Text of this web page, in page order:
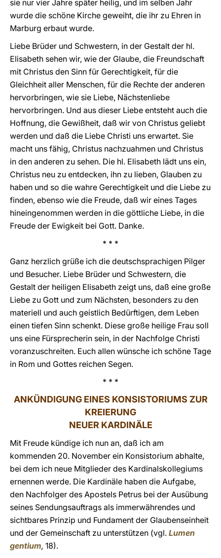
sie nur vier Jahre später heilig, und im selben Jahr
wurde die schöne Kirche geweiht, die ihr zu Ehren in
Marburg erbaut wurde.
Liebe Brüder und Schwestern, in der Gestalt der hl.
Elisabeth sehen wir, wie der Glaube, die Freundschaft
mit Christus den Sinn für Gerechtigkeit, für die
Gleichheit aller Menschen, für die Rechte der anderen
hervorbringen, wie sie Liebe, Nächstenliebe
hervorbringen. Und aus dieser Liebe entsteht auch die
Hoffnung, die Gewißheit, daß wir von Christus geliebt
werden und daß die Liebe Christi uns erwartet. Sie
macht uns fähig, Christus nachzuahmen und Christus
in den anderen zu sehen. Die hl. Elisabeth lädt uns ein,
Christus neu zu entdecken, ihn zu lieben, Glauben zu
haben und so die wahre Gerechtigkeit und die Liebe zu
finden, ebenso wie die Freude, daß wir eines Tages
hineingenommen werden in die göttliche Liebe, in die
Freude der Ewigkeit bei Gott. Danke.
* * *
Ganz herzlich grüße ich die deutschsprachigen Pilger
und Besucher. Liebe Brüder und Schwestern, die
Gestalt der heiligen Elisabeth zeigt uns, daß eine große
Liebe zu Gott und zum Nächsten, besonders zu den
materiell und auch geistlich Bedürftigen, dem Leben
einen tiefen Sinn schenkt. Diese große heilige Frau soll
uns eine Fürsprecherin sein, in der Nachfolge Christi
voranzuschreiten. Euch allen wünsche ich schöne Tage
in Rom und Gottes reichen Segen.
* * *
ANKÜNDIGUNG EINES KONSISTORIUMS ZUR
KREIERUNG
NEUER KARDINÄLE
Mit Freude kündige ich nun an, daß ich am
kommenden 20. November ein Konsistorium abhalte,
bei dem ich neue Mitglieder des Kardinalskollegiums
ernennen werde. Die Kardinäle haben die Aufgabe,
den Nachfolger des Apostels Petrus bei der Ausübung
seines Sendungsauftrags als immerwährendes und
sichtbares Prinzip und Fundament der Glaubenseinheit
und der Gemeinschaft zu unterstützen (vgl. Lumen
gentium, 18).